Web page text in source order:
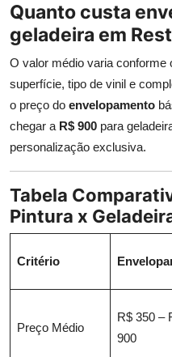
Quanto custa
geladeira em
O valor médio varia conforme
superfície, tipo de vinil e
o preço do envelopamento
chegar a R$ 900 para
personalização exclusiva.
Tabela
Pintura x
Critério
Preço Médio
R$ 350 –
900